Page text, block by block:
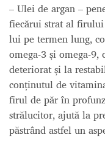
– Ulei de argan –
fiecărui strat al
lui pe termen lung,
omega-3 și omega-
deteriorat și la
conținutul de
firul de păr în
strălucitor, ajută la
păstrând astfel un